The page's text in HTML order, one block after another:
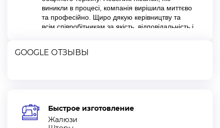
GOOGLE ОТЗЫВЫ
Быстрое изготовление
Жалюзи